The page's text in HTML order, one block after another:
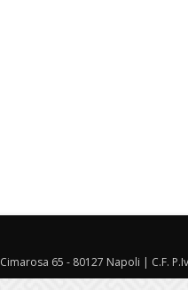
65 - 80127 Napoli | C.F.